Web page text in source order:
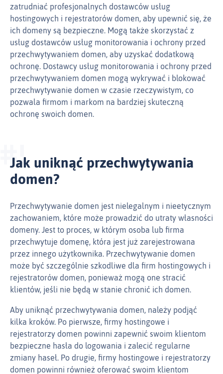
zatrudniać profesjonalnych dostawców usług
hostingowych i rejestratorów domen, aby upewnić się, że
ich domeny są bezpieczne. Mogą także skorzystać z
usług dostawców usług monitorowania i ochrony przed
przechwytywaniem domen, aby uzyskać dodatkową
ochronę. Dostawcy usług monitorowania i ochrony przed
przechwytywaniem domen mogą wykrywać i blokować
przechwytywanie domen w czasie rzeczywistym, co
pozwala firmom i markom na bardziej skuteczną
ochronę swoich domen.
Jak uniknąć przechwytywania
domen?
Przechwytywanie domen jest nielegalnym i nieetycznym
zachowaniem, które może prowadzić do utraty własności
domeny. Jest to proces, w którym osoba lub firma
przechwytuje domenę, która jest już zarejestrowana
przez innego użytkownika. Przechwytywanie domen
może być szczególnie szkodliwe dla firm hostingowych i
rejestratorów domen, ponieważ mogą one stracić
klientów, jeśli nie będą w stanie chronić ich domen.
Aby uniknąć przechwytywania domen, należy podjąć
kilka kroków. Po pierwsze, firmy hostingowe i
rejestratorzy domen powinni zapewnić swoim klientom
bezpieczne hasła do logowania i zalecić regularne
zmiany haseł. Po drugie, firmy hostingowe i rejestratorzy
domen powinni również oferować swoim klientom